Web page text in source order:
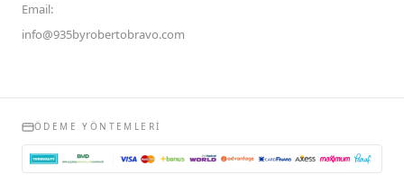
Email:
info@935byrobertobravo.com
ÖDEME YÖNTEMLERI